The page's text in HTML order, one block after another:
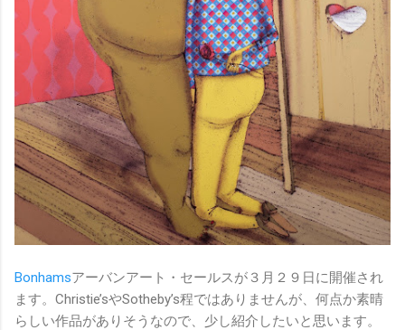
Bonhamsアーバンアート・セールスが３月２９日に開催され
ます。Christie’sやSotheby’s程ではありませんが、何点か素晴
らしい作品がありそうなので、少し紹介したいと思います。